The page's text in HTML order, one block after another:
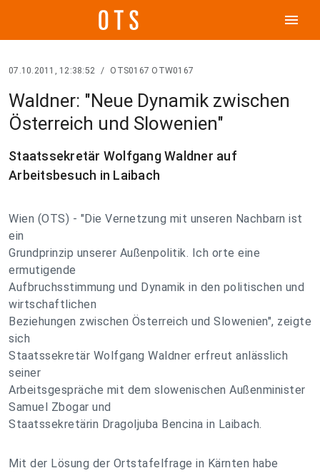
menu
07.10.2011, 12:38:52 / OTS0167 OTW0167
Waldner: "Neue Dynamik zwischen
Österreich und Slowenien"
Staatssekretär Wolfgang Waldner auf
Arbeitsbesuch in Laibach
Wien (OTS) - "Die Vernetzung mit unseren Nachbarn ist
ein
Grundprinzip unserer Außenpolitik. Ich orte eine
ermutigende
Aufbruchsstimmung und Dynamik in den politischen und
wirtschaftlichen
Beziehungen zwischen Österreich und Slowenien", zeigte
sich
Staatssekretär Wolfgang Waldner erfreut anlässlich
seiner
Arbeitsgespräche mit dem slowenischen Außenminister
Samuel Zbogar und
Staatssekretärin Dragoljuba Bencina in Laibach.
Mit der Lösung der Ortstafelfrage in Kärnten habe